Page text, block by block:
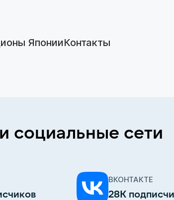
ЯпонииКонтакты
социальные сети
ВКОНТАКТЕ
28К